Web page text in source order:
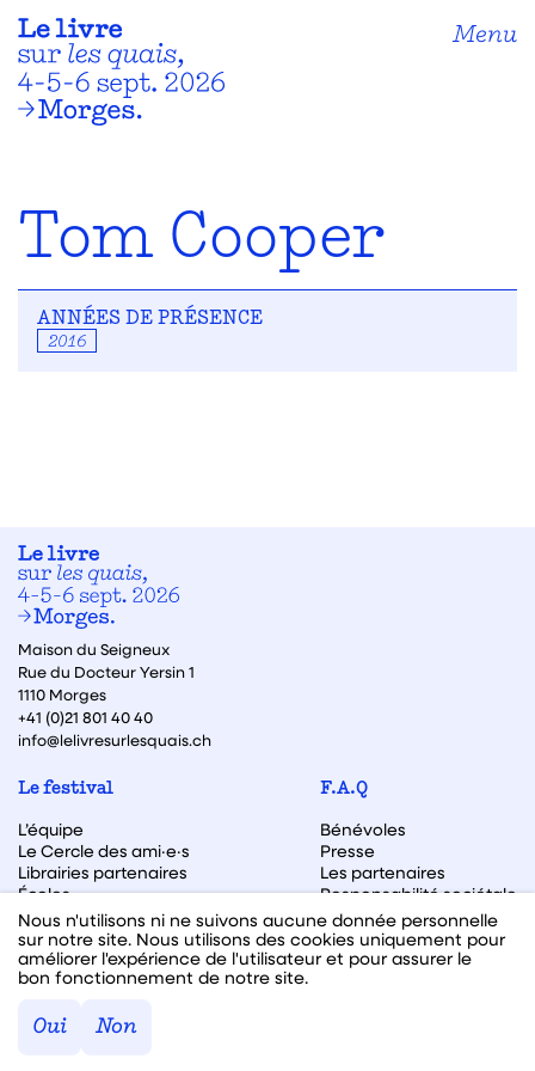
Menu
Tom Cooper
ANNÉES DE PRÉSENCE
2016
Maison du Seigneux
Rue du Docteur Yersin 1
1110 Morges
+41 (0)21 801 40 40
info@lelivresurlesquais.ch
Le festival
L’équipe
Le Cercle des ami·e·s
Librairies partenaires
Écoles
F.A.Q
Bénévoles
Presse
Les partenaires
Responsabilité sociétale
Archive des éditions
Archive des autrices et auteurs
Nous n'utilisons ni ne suivons aucune donnée personnelle
sur notre site. Nous utilisons des cookies uniquement pour
améliorer l'expérience de l'utilisateur et pour assurer le
bon fonctionnement de notre site.
Oui Non